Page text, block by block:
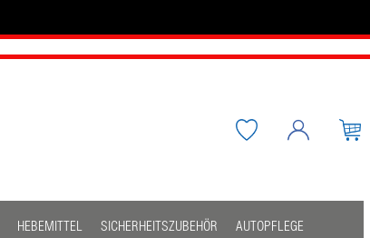
HEBEMITTEL SICHERHEITSZUBEHÖR
AUTOPFLEGE